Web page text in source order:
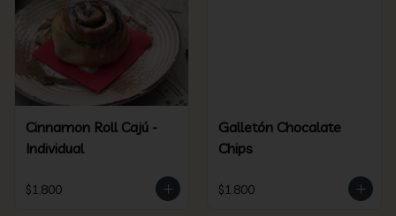
Cinnamon Roll Cajú -
Individual
$1.800
Galletón Chocalate
Chips
$1.800